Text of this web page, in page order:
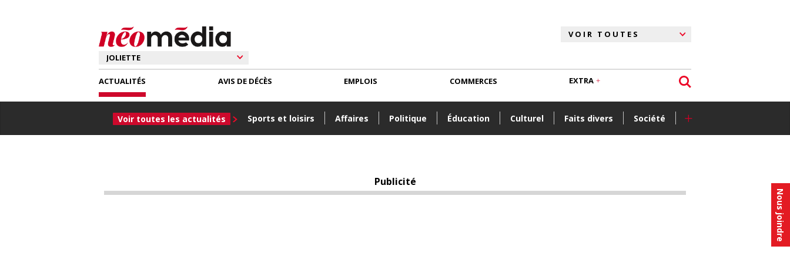
Nous joindre
ACTUALITÉS
Voir toutes les actualités Sports et loisirs Affaires Politique Éducation Culturel Faits divers Société +
AVIS DE DÉCÈS EMPLOIS COMMERCES EXTRA
Publicité